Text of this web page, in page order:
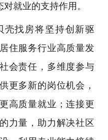
就业的支持作用。
找房将坚持创新驱
住服务行业高质量发
会责任，多维度参与
更多新的岗位机会，
高质量就业；连接更
力量，助力解决社区